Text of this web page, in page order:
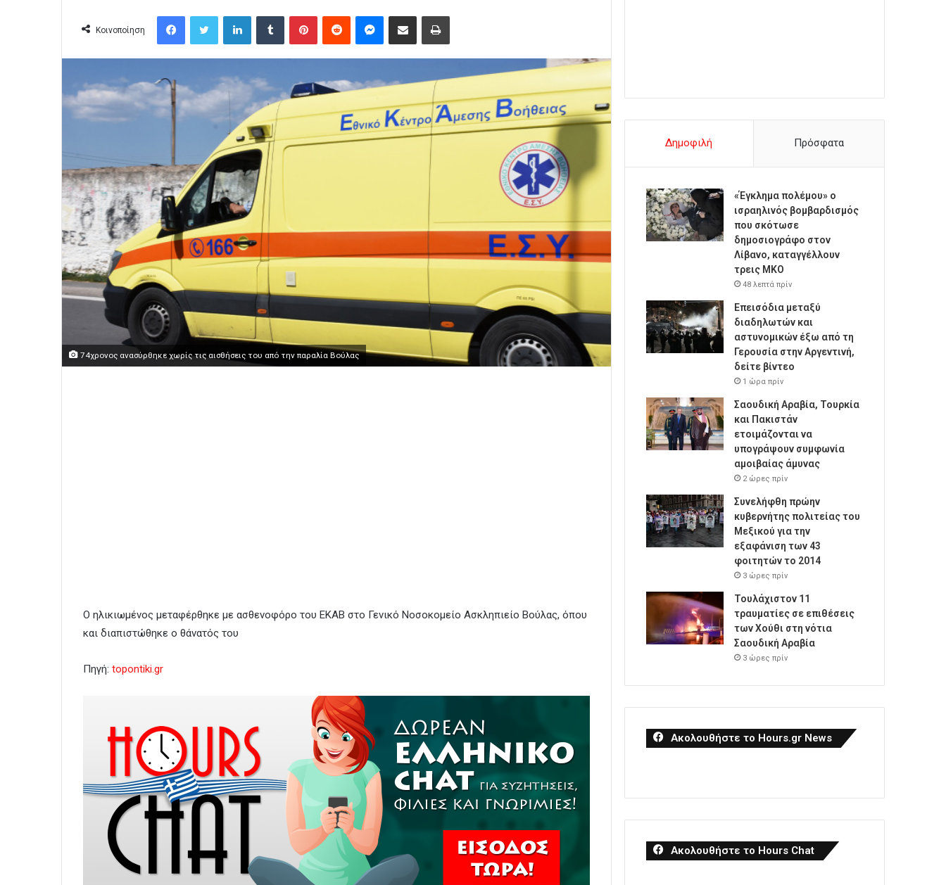
Κοινοποίηση
74χρονος ανασύρθηκε χωρίς τις αισθήσεις του από την παραλία Βούλας
Ο ηλικιωμένος μεταφέρθηκε με ασθενοφόρο του ΕΚΑΒ στο Γενικό Νοσοκομείο Ασκληπιείο Βούλας, όπου
και διαπιστώθηκε ο θάνατός του
Πηγή: topontiki.gr
Δημοφιλή Πρόσφατα
«Έγκλημα πολέμου» ο
ισραηλινός βομβαρδισμός
που σκότωσε
δημοσιογράφο στον
Λίβανο, καταγγέλλουν
τρεις ΜΚΟ
48 λεπτά πρίν
Επεισόδια μεταξύ
διαδηλωτών και
αστυνομικών έξω από τη
Γερουσία στην Αργεντινή,
δείτε βίντεο
1 ώρα πρίν
Σαουδική Αραβία, Τουρκία
και Πακιστάν
ετοιμάζονται να
υπογράψουν συμφωνία
αμοιβαίας άμυνας
2 ώρες πρίν
Συνελήφθη πρώην
κυβερνήτης πολιτείας του
Μεξικού για την
εξαφάνιση των 43
φοιτητών το 2014
3 ώρες πρίν
Τουλάχιστον 11
τραυματίες σε επιθέσεις
των Χούθι στη νότια
Σαουδική Αραβία
3 ώρες πρίν
Ακολουθήστε το Hours.gr News
Ακολουθήστε το Hours Chat